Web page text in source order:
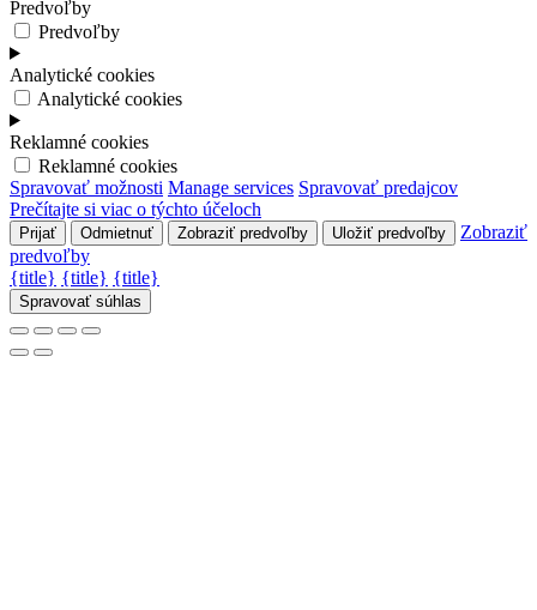
Predvoľby
Predvoľby
Analytické cookies
Analytické cookies
Reklamné cookies
Reklamné cookies
Spravovať možnosti Manage services Spravovať predajcov
Prečítajte si viac o týchto účeloch
Prijať Odmietnuť Zobraziť predvoľby Uložiť predvoľby
Zobraziť
predvoľby
{title} {title} {title}
Spravovať súhlas